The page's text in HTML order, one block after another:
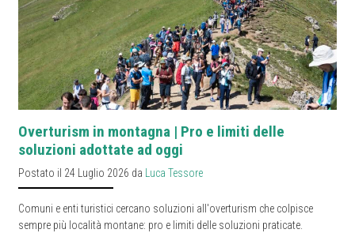
Overturism in montagna | Pro e limiti delle
soluzioni adottate ad oggi
Postato il 24 Luglio 2026 da Luca Tessore
Comuni e enti turistici cercano soluzioni all'overturism che colpisce
sempre più località montane: pro e limiti delle soluzioni praticate.